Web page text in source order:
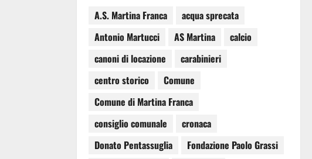
A.S. Martina Franca
acqua sprecata
Antonio Martucci
AS Martina
calcio
canoni di locazione
carabinieri
centro storico
Comune
Comune di Martina Franca
consiglio comunale
cronaca
Donato Pentassuglia
Fondazione Paolo Grassi